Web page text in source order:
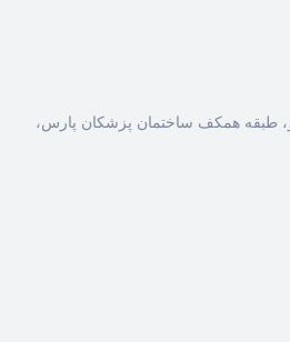
طبقه همکف ساختمان پزشکان پارس،